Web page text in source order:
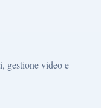
gestione video e